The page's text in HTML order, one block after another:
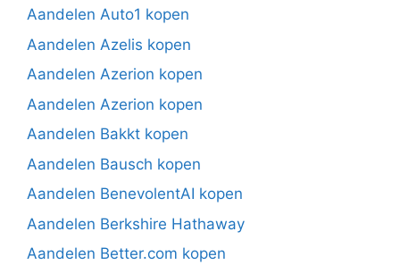
Aandelen Auto1 kopen
Aandelen Azelis kopen
Aandelen Azerion kopen
Aandelen Azerion kopen
Aandelen Bakkt kopen
Aandelen Bausch kopen
Aandelen BenevolentAI kopen
Aandelen Berkshire Hathaway
Aandelen Better.com kopen